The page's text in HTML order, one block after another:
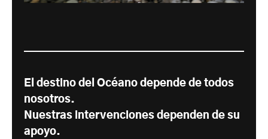
El destino del Océano depende de todos
nosotros.
Nuestras intervenciones dependen de su
apoyo.